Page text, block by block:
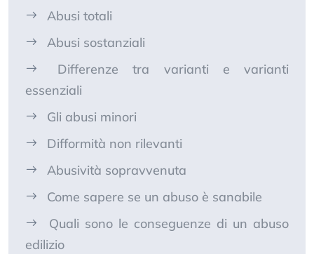
Abusi totali
Abusi sostanziali
Differenze tra varianti e varianti
essenziali
Gli abusi minori
Difformità non rilevanti
Abusività sopravvenuta
Come sapere se un abuso è sanabile
Quali sono le conseguenze di un abuso
edilizio